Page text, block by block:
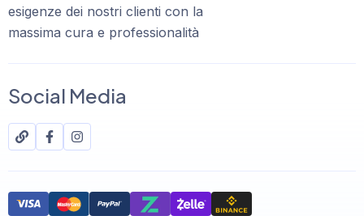
esigenze dei nostri clienti con la
massima cura e professionalità
Social Media